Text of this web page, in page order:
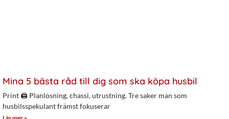
Mina 5 bästa råd till dig som ska köpa husbil
Print 🖨 Planlösning, chassi, utrustning. Tre saker man som
husbilsspekulant främst fokuserar